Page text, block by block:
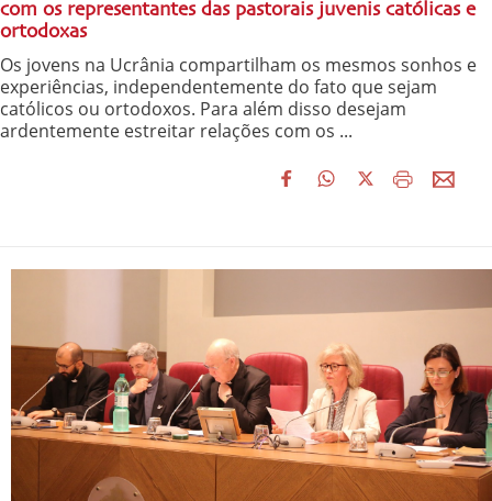
com os representantes das pastorais juvenis católicas e
ortodoxas
Os jovens na Ucrânia compartilham os mesmos sonhos e
experiências, independentemente do fato que sejam
católicos ou ortodoxos. Para além disso desejam
ardentemente estreitar relações com os ...